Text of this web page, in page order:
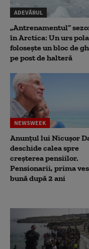
ADEVĂRUL
„Antrenamentul”
în Arctica: Un urs
folosește un bloc de
pe post de halteră
NEWSWEEK
Anunțul lui Nicușor
deschide calea spre
creșterea pensiilor.
Pensionarii, prima
bună după 2 ani